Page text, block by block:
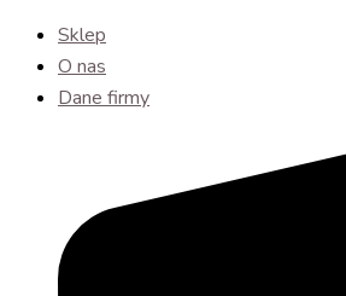
Sklep
O nas
Dane firmy